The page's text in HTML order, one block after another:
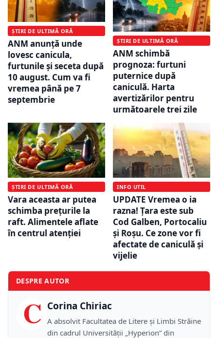
ȘTIRI DE ULTIMĂ ORĂ
ANM anunță unde
lovesc canicula,
furtunile și seceta după
10 august. Cum va fi
vremea până pe 7
septembrie
ȘTIRI DE ULTIMĂ ORĂ
ANM schimbă
prognoza: furtuni
puternice după
caniculă. Harta
avertizărilor pentru
următoarele trei zile
ȘTIRI DE ULTIMĂ ORĂ
Vara aceasta ar putea
schimba prețurile la
raft. Alimentele aflate
în centrul atenției
INFO UTIL
UPDATE Vremea o ia
razna! Țara este sub
Cod Galben, Portocaliu
și Roșu. Ce zone vor fi
afectate de caniculă și
vijelie
DESPRE AUTOR
C Corina Chiriac
A absolvit Facultatea de Litere și Limbi Străine
din cadrul Universității „Hyperion” din